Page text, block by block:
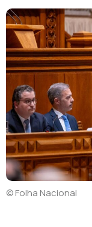
© Folha Nacional